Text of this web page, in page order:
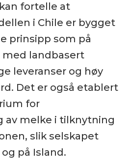
Benchmark
StofnFiskur
på
av øya, med en
på ca.
rognkorn. Selskapet
til hele verden,
leverandør til
landbaserte
globalt.
fortelle at
i Chile er bygget
prinsipp som på
med landbasert
leveranser og høy
Det er også etablert
for
av melke i tilknytning
slik selskapet
på Island.